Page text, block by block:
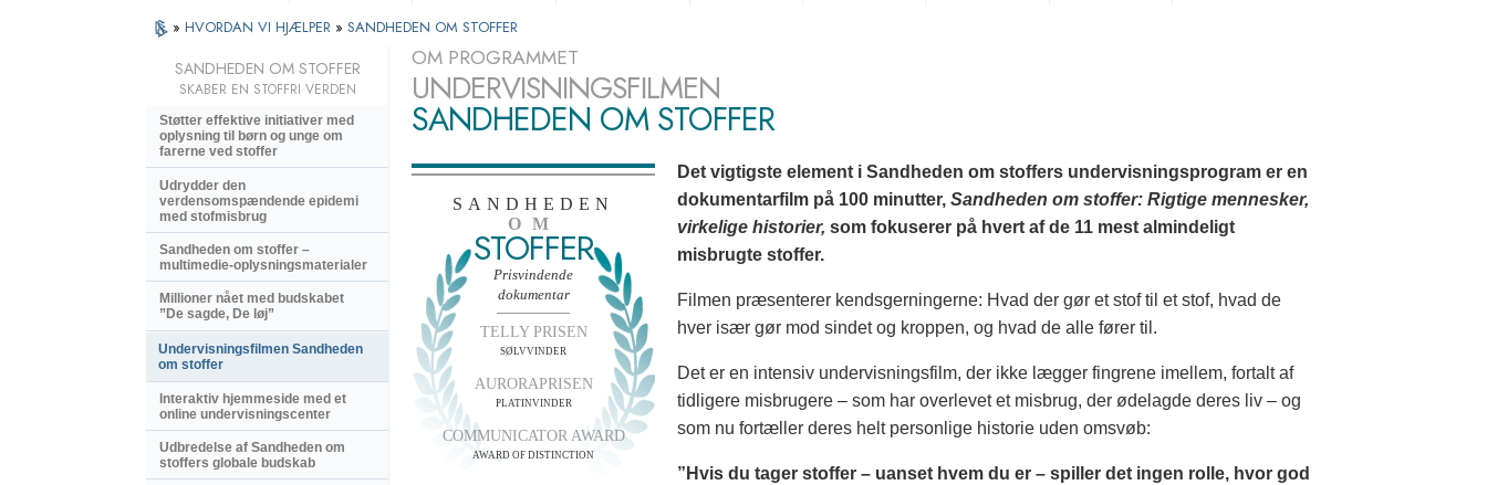
» HVORDAN VI HJÆLPER » SANDHEDEN OM STOFFER
OM PROGRAMMET
UNDERVISNINGSFILMEN
SANDHEDEN OM STOFFER
SANDHEDEN
OM
STOFFER
Prisvindende
dokumentar
TELLY PRISEN
SØLVVINDER
AURORAPRISEN
PLATINVINDER
COMMUNICATOR AWARD
AWARD OF DISTINCTION
Det vigtigste element i Sandheden om stoffers undervisningsprogram er en
dokumentarfilm på 100 minutter, Sandheden om stoffer: Rigtige mennesker,
virkelige historier, som fokuserer på hvert af de 11 mest almindeligt
misbrugte stoffer.
Filmen præsenterer kendsgerningerne: Hvad der gør et stof til et stof, hvad de
hver især gør mod sindet og kroppen, og hvad de alle fører til.
Det er en intensiv undervisningsfilm, der ikke lægger fingrene imellem, fortalt af
tidligere misbrugere – som har overlevet et misbrug, der ødelagde deres liv – og
som nu fortæller deres helt personlige historie uden omsvøb:
”Hvis du tager stoffer – uanset hvem du er – spiller det ingen rolle, hvor god
SANDHEDEN OM STOFFER
SKABER EN STOFFRI VERDEN
Støtter effektive initiativer med
oplysning til børn og unge om
farerne ved stoffer
Udrydder den
verdensomspændende epidemi
med stofmisbrug
Sandheden om stoffer –
multimedie-oplysningsmaterialer
Millioner nået med budskabet
”De sagde, De løj”
Undervisningsfilmen Sandheden
om stoffer
Interaktiv hjemmeside med et
online undervisningscenter
Udbredelse af Sandheden om
stoffers globale budskab